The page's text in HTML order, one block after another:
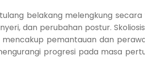
belakang melengkung
dan perubahan postur.
pemantauan dan
progresi pada masa